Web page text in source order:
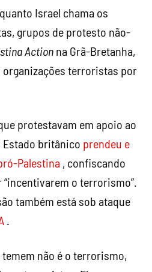
Palestina , confiscando
o terrorismo”.
também está sob ataque
.
os terroristas. Eles
Israel possível. Agora,